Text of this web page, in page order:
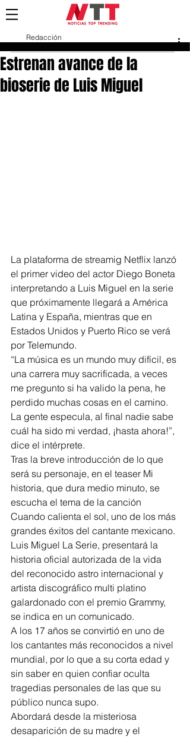
Estrenan avance de la
bioserie de Luis Miguel
Redacción
La plataforma de streamig Netflix lanzó
el primer video del actor Diego Boneta
interpretando a Luis Miguel en la serie
que próximamente llegará a América
Latina y España, mientras que en
Estados Unidos y Puerto Rico se verá
por Telemundo.
“La música es un mundo muy difícil, es
una carrera muy sacrificada, a veces
me pregunto si ha valido la pena, he
perdido muchas cosas en el camino.
La gente especula, al final nadie sabe
cuál ha sido mi verdad, ¡hasta ahora!”,
dice el intérprete.
Tras la breve introducción de lo que
será su personaje, en el teaser Mi
historia, que dura medio minuto, se
escucha el tema de la canción
Cuando calienta el sol, uno de los más
grandes éxitos del cantante mexicano.
Luis Miguel La Serie, presentará la
historia oficial autorizada de la vida
del reconocido astro internacional y
artista discográfico multi platino
galardonado con el premio Grammy,
se indica en un comunicado.
A los 17 años se convirtió en uno de
los cantantes más reconocidos a nivel
mundial, por lo que a su corta edad y
sin saber en quien confiar oculta
tragedias personales de las que su
público nunca supo.
Abordará desde la misteriosa
desaparición de su madre y el